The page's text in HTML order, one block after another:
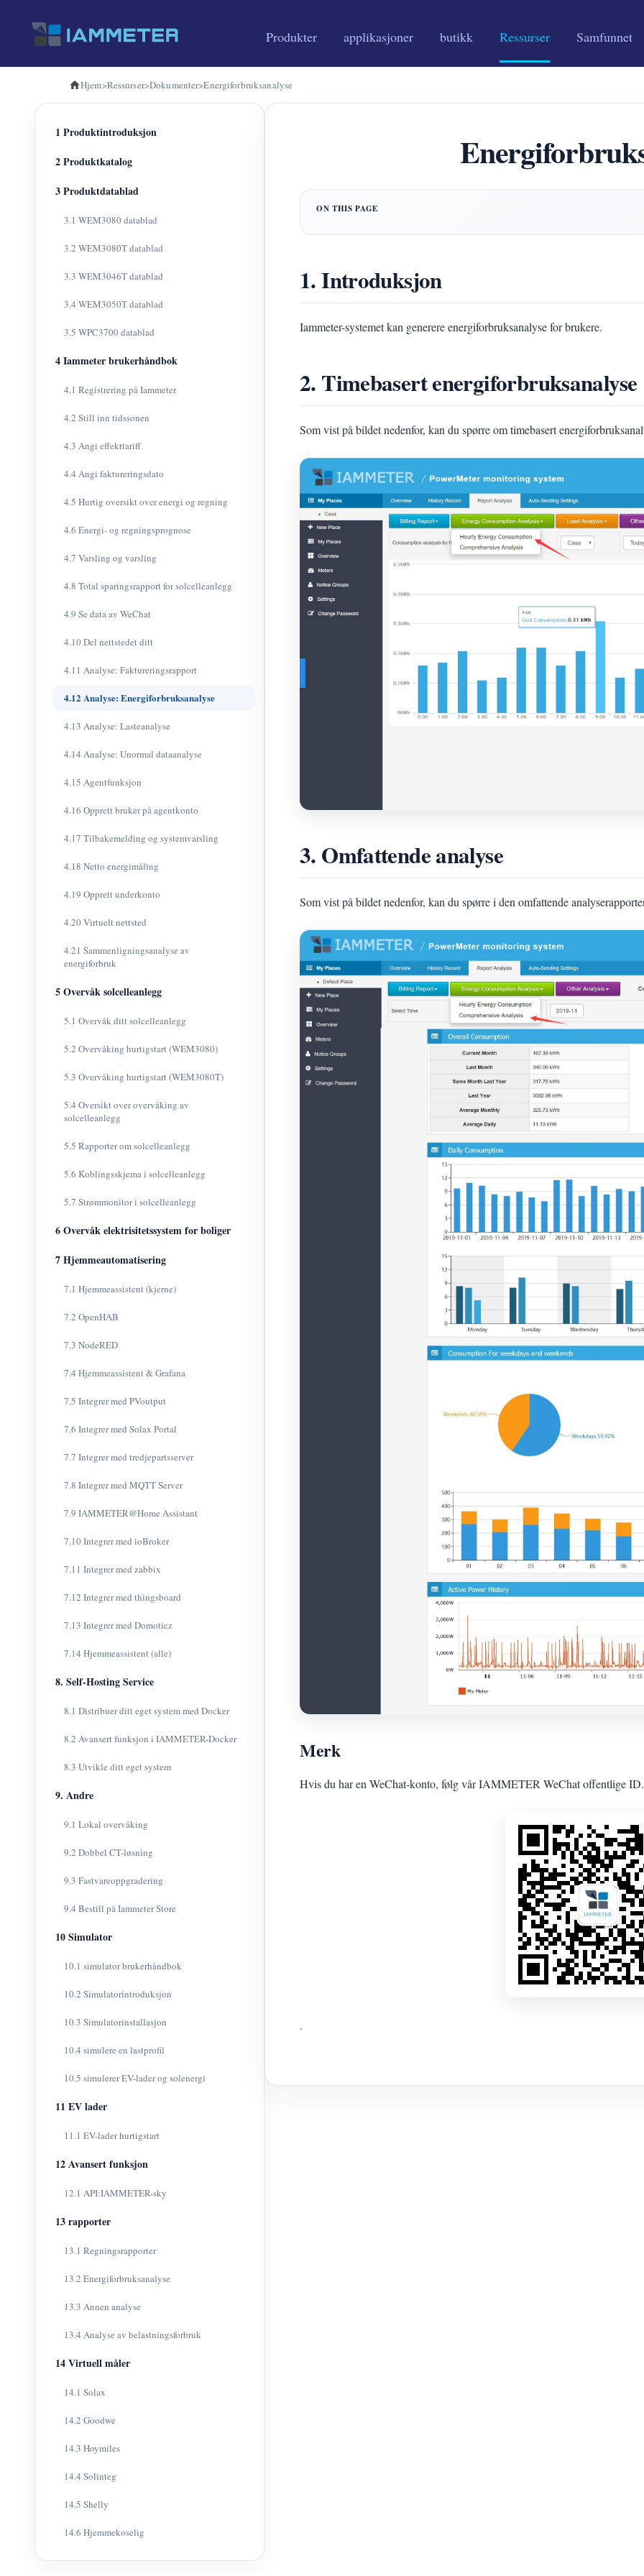
Produkter applikasjoner butikk Ressurser Samfunnet
Hjem>Ressurser>Dokumenter>Energiforbruksanalyse
1 Produktintroduksjon
2 Produktkatalog
3 Produktdatablad
3.1 WEM3080 datablad
3.2 WEM3080T datablad
3.3 WEM3046T datablad
3.4 WEM3050T datablad
3.5 WPC3700 datablad
4 Iammeter brukerhåndbok
4.1 Registrering på Iammeter
4.2 Still inn tidssonen
4.3 Angi effekttariff
4.4 Angi faktureringsdato
4.5 Hurtig oversikt over energi og regning
4.6 Energi- og regningsprognose
4.7 Varsling og varsling
4.8 Total sparingsrapport for solcelleanlegg
4.9 Se data av WeChat
4.10 Del nettstedet ditt
4.11 Analyse: Faktureringsrapport
4.12 Analyse: Energiforbruksanalyse
4.13 Analyse: Lasteanalyse
4.14 Analyse: Unormal dataanalyse
4.15 Agentfunksjon
4.16 Opprett bruker på agentkonto
4.17 Tilbakemelding og systemvarsling
4.18 Netto energimåling
4.19 Opprett underkonto
4.20 Virtuelt nettsted
4.21 Sammenligningsanalyse av
energiforbruk
5 Overvåk solcelleanlegg
5.1 Overvåk ditt solcelleanlegg
5.2 Overvåking hurtigstart (WEM3080)
5.3 Overvåking hurtigstart (WEM3080T)
5.4 Oversikt over overvåking av
solcelleanlegg
5.5 Rapporter om solcelleanlegg
5.6 Koblingsskjema i solcelleanlegg
5.7 Strømmonitor i solcelleanlegg
6 Overvåk elektrisitetssystem for boliger
7 Hjemmeautomatisering
7.1 Hjemmeassistent (kjerne)
7.2 OpenHAB
7.3 NodeRED
7.4 Hjemmeassistent & Grafana
7.5 Integrer med PVoutput
7.6 Integrer med Solax Portal
7.7 Integrer med tredjepartsserver
7.8 Integrer med MQTT Server
7.9 IAMMETER@Home Assistant
7.10 Integrer med ioBroker
7.11 Integrer med zabbix
7.12 Integrer med thingsboard
7.13 Integrer med Domoticz
7.14 Hjemmeassistent (alle)
8. Self-Hosting Service
8.1 Distribuer ditt eget system med Docker
8.2 Avansert funksjon i IAMMETER-Docker
8.3 Utvikle ditt eget system
9. Andre
9.1 Lokal overvåking
9.2 Dobbel CT-løsning
9.3 Fastvareoppgradering
9.4 Bestill på Iammeter Store
10 Simulator
10.1 simulator brukerhåndbok
10.2 Simulatorintroduksjon
10.3 Simulatorinstallasjon
10.4 simulere en lastprofil
10.5 simulerer EV-lader og solenergi
11 EV lader
11.1 EV-lader hurtigstart
12 Avansert funksjon
12.1 API:IAMMETER-sky
13 rapporter
13.1 Regningsrapporter
13.2 Energiforbruksanalyse
13.3 Annen analyse
13.4 Analyse av belastningsforbruk
14 Virtuell måler
14.1 Solax
14.2 Goodwe
14.3 Hoymiles
14.4 Solinteg
14.5 Shelly
14.6 Hjemmekoselig
1. Introduksjon
Iammeter-systemet kan generere energiforbruksanalyse for brukere.
2. Timebasert energiforbruksanalyse
Som vist på bildet nedenfor, kan du spørre om timebasert
3. Omfattende analyse
Som vist på bildet nedenfor, kan du spørre i den omfattende
Merk
Hvis du har en WeChat-konto, følg vår IAMMETER WeChat offentlige ID.
.